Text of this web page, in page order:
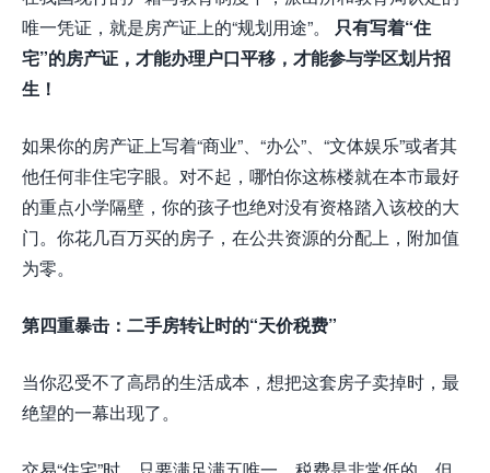
唯一凭证，就是房产证上的“规划用途”。 只有写着“住
宅”的房产证，才能办理户口平移，才能参与学区划片招
生！
如果你的房产证上写着“商业”、“办公”、“文体娱乐”或者其
他任何非住宅字眼。对不起，哪怕你这栋楼就在本市最好
的重点小学隔壁，你的孩子也绝对没有资格踏入该校的大
门。你花几百万买的房子，在公共资源的分配上，附加值
为零。
第四重暴击：二手房转让时的“天价税费”
当你忍受不了高昂的生活成本，想把这套房子卖掉时，最
绝望的一幕出现了。